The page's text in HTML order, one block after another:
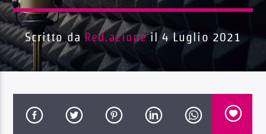
Titolo
Artista
Scritto daRed.azioneil 4 Luglio 2021